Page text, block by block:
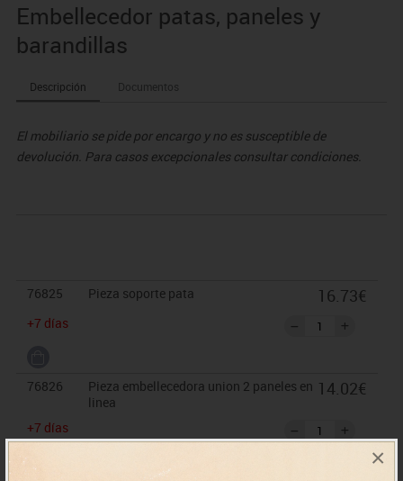
×
Embellecedor patas, paneles y
barandillas
Descripción Documentos
El mobiliario se pide por encargo y no es susceptible de
devolución. Para casos excepcionales consultar condiciones.
76825
Pieza soporte pata
+7 días
16.73€
76826
Pieza embellecedora union 2 paneles en
linea
+7 días
14.02€